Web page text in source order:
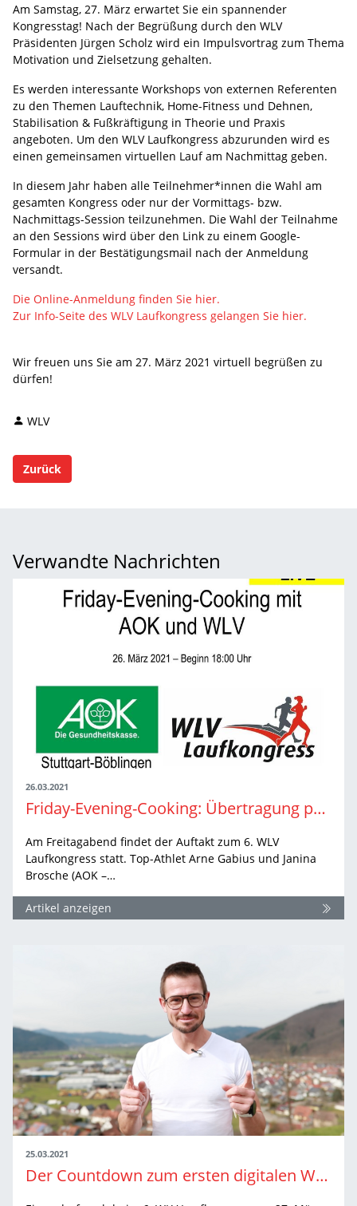
Am Samstag, 27. März erwartet Sie ein spannender
Kongresstag! Nach der Begrüßung durch den WLV
Präsidenten Jürgen Scholz wird ein Impulsvortrag zum Thema
Motivation und Zielsetzung gehalten.
Es werden interessante Workshops von externen Referenten
zu den Themen Lauftechnik, Home-Fitness und Dehnen,
Stabilisation & Fußkräftigung in Theorie und Praxis
angeboten. Um den WLV Laufkongress abzurunden wird es
einen gemeinsamen virtuellen Lauf am Nachmittag geben.
In diesem Jahr haben alle Teilnehmer*innen die Wahl am
gesamten Kongress oder nur der Vormittags- bzw.
Nachmittags-Session teilzunehmen. Die Wahl der Teilnahme
an den Sessions wird über den Link zu einem Google-
Formular in der Bestätigungsmail nach der Anmeldung
versandt.
Die Online-Anmeldung finden Sie hier.
Zur Info-Seite des WLV Laufkongress gelangen Sie hier.
Wir freuen uns Sie am 27. März 2021 virtuell begrüßen zu
dürfen!
WLV
Zurück
Verwandte Nachrichten
26.03.2021
Friday-Evening-Cooking: Übertragung per Livestream
Am Freitagabend findet der Auftakt zum 6. WLV
Laufkongress statt. Top-Athlet Arne Gabius und Janina
Brosche (AOK –…
Artikel anzeigen
25.03.2021
Der Countdown zum ersten digitalen WLV Laufkongress läuft!